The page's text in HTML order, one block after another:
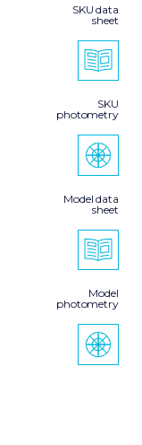
SKU data
sheet
SKU
photometry
Model data
sheet
Model
photometry